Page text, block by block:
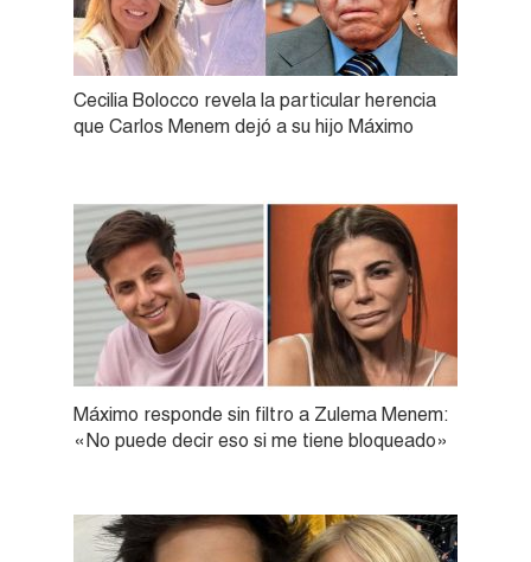
Cecilia Bolocco revela la particular herencia
que Carlos Menem dejó a su hijo Máximo
Máximo responde sin filtro a Zulema Menem:
«No puede decir eso si me tiene bloqueado»